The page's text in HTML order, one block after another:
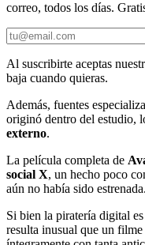
correo, todos los días.
Al suscribirte aceptas
baja cuando quieras.
Además, fuentes
originó dentro del estudio,
externo.
La película completa de
social X, un hecho poco
aún no había sido estrenada.
Si bien la piratería digital
resulta inusual que un filme